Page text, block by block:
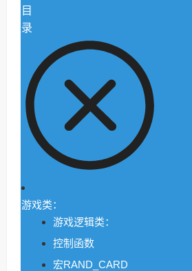
目
录
游戏类：
游戏逻辑类：
控制函数
宏RAND_CARD